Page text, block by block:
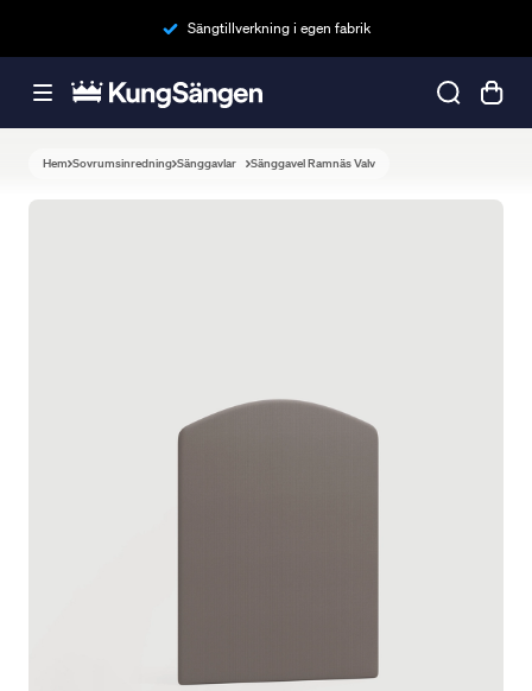
Sängtillverkning i egen fabrik
Hem Sovrumsinredning Sänggavlar Sänggavel Ramnäs Valv